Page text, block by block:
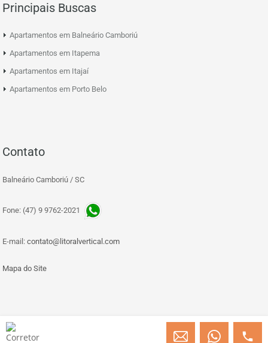
Principais Buscas
Apartamentos em Balneário Camboriú
Apartamentos em Itapema
Apartamentos em Itajaí
Apartamentos em Porto Belo
Contato
Balneário Camboriú / SC
Fone: (47) 9 9762-2021
E-mail: contato@litoralvertical.com
Mapa do Site
© Copyright 2013 » 2026 Engenheiro Julio C. Baggio - Corretor de Imóveis